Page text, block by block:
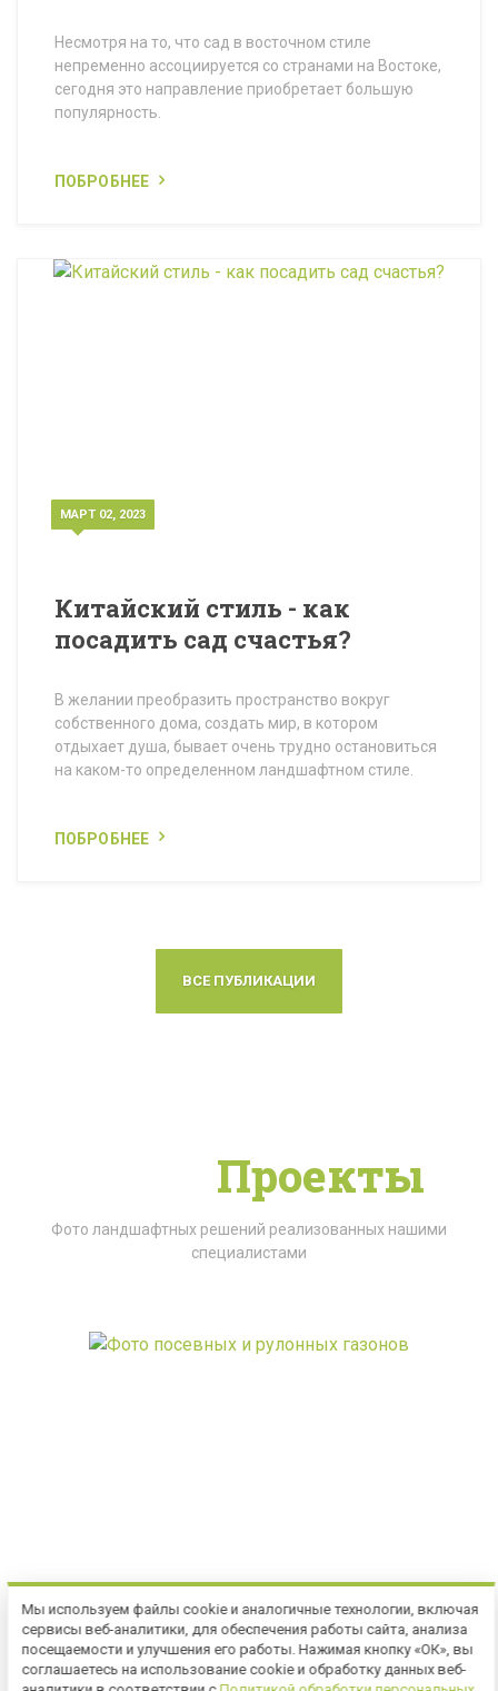
Несмотря на то, что сад в восточном стиле
непременно ассоциируется со странами на Востоке,
сегодня это направление приобретает большую
популярность.
ПОБРОБНЕЕ
МАРТ 02, 2023
Китайский стиль - как
посадить сад счастья?
В желании преобразить пространство вокруг
собственного дома, создать мир, в котором
отдыхает душа, бывает очень трудно остановиться
на каком-то определенном ландшафтном стиле.
ПОБРОБНЕЕ
ВСЕ ПУБЛИКАЦИИ
Проекты
Фото ландшафтных решений реализованных нашими
специалистами
ФОТО ПОСЕВНЫХ И РУЛОННЫХ ГАЗОНОВ
Мы используем файлы cookie и аналогичные технологии, включая
сервисы веб-аналитики, для обеспечения работы сайта, анализа
посещаемости и улучшения его работы. Нажимая кнопку «ОК», вы
соглашаетесь на использование cookie и обработку данных веб-